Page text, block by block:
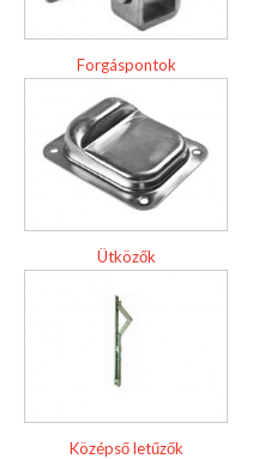
Forgáspontok
Ütközők
Középső letűzők